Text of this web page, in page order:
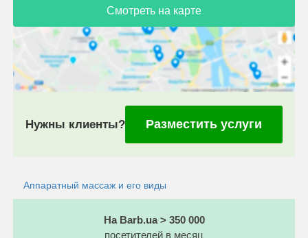
Смотреть на карте
Нужны клиенты? Разместить услуги
Аппаратный массаж и его виды
На Barb.ua > 350 000
посетителей в месяц